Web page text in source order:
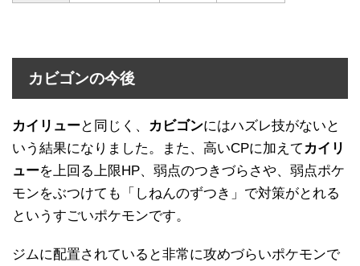
カビゴンの今後
カイリューと同じく、 カビゴンにはハズレ技がないと
いう結果になりました。また、高いCPに加えてカイリ
ューを上回る上限HP、弱点のつきづらさや、弱点ポケ
モンをぶつけても「しねんのずつき」で対策がとれる
というすごいポケモンです。
ジムに配置されていると非常に攻めづらいポケモンで